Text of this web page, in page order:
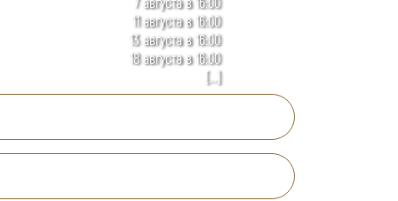
11 августа в 16:00
13 августа в 16:00
18 августа в 16:00
[...]